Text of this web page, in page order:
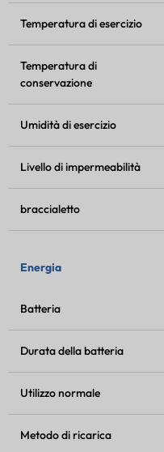
Temperatura di esercizio
Temperatura di
conservazione
Umidità di esercizio
Livello di impermeabilità
braccialetto
Energia
Batteria
Durata della batteria
Utilizzo normale
Metodo di ricarica